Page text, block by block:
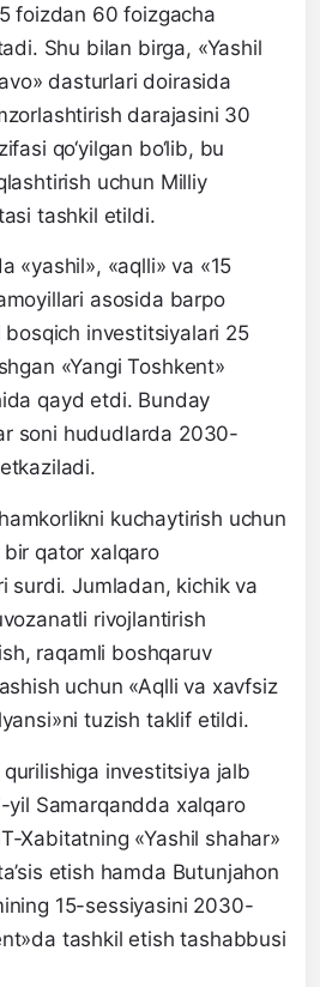
foizdan 60 foizgacha
Shu bilan birga, «Yashil
dasturlari doirasida
darajasini 30
qo‘yilgan bo‘lib, bu
uchun Milliy
tashkil etildi.
«yashil», «aqlli» va «15
asosida barpo
investitsiyalari 25
«Yangi Toshkent»
qayd etdi. Bunday
soni hududlarda 2030-
kuchaytirish uchun
qator xalqaro
surdi. Jumladan, kichik va
rivojlantirish
raqamli boshqaruv
uchun «Aqlli va xavfsiz
tuzish taklif etildi.
investitsiya jalb
yil Samarqandda xalqaro
Xabitatning «Yashil shahar»
etish hamda Butunjahon
15-sessiyasini 2030-
tashkil etish tashabbusi